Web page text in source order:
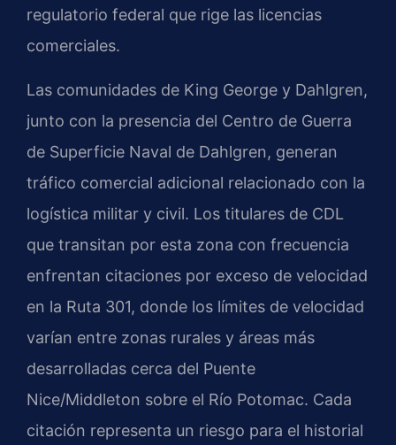
regulatorio federal que rige las licencias
comerciales.
Las comunidades de King George y Dahlgren,
junto con la presencia del Centro de Guerra
de Superficie Naval de Dahlgren, generan
tráfico comercial adicional relacionado con la
logística militar y civil. Los titulares de CDL
que transitan por esta zona con frecuencia
enfrentan citaciones por exceso de velocidad
en la Ruta 301, donde los límites de velocidad
varían entre zonas rurales y áreas más
desarrolladas cerca del Puente
Nice/Middleton sobre el Río Potomac. Cada
citación representa un riesgo para el historial